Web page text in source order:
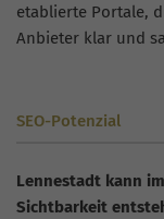
etablierte Portale,
Anbieter klar und
SEO-Potenzial
Lennestadt kann
Sichtbarkeit